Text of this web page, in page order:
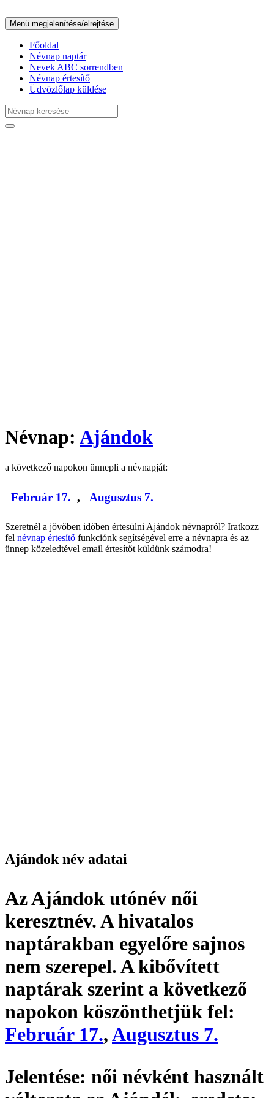
Menü megjelenítése/elrejtése
Főoldal
Névnap naptár
Nevek ABC sorrendben
Névnap értesítő
Üdvözlőlap küldése
Névnap: Ajándok
a következő napokon ünnepli a névnapját:
Február 17. , Augusztus 7.
Szeretnél a jövőben időben értesülni Ajándok névnapról? Iratkozz
fel névnap értesítő funkciónk segítségével erre a névnapra és az
ünnep közeledtével email értesítőt küldünk számodra!
Ajándok név adatai
Az Ajándok utónév női
keresztnév. A hivatalos
naptárakban egyelőre sajnos
nem szerepel. A kibővített
naptárak szerint a következő
napokon köszönthetjük fel:
Február 17.,Augusztus 7.
Jelentése: női névként használt